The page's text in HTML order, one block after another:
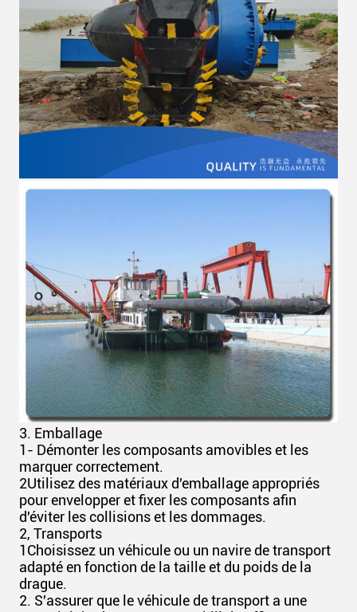
3. Emballage
1- Démonter les composants amovibles et les
marquer correctement.
2Utilisez des matériaux d'emballage appropriés
pour envelopper et fixer les composants afin
d'éviter les collisions et les dommages.
2, Transports
1Choisissez un véhicule ou un navire de transport
adapté en fonction de la taille et du poids de la
drague.
2. S'assurer que le véhicule de transport a une